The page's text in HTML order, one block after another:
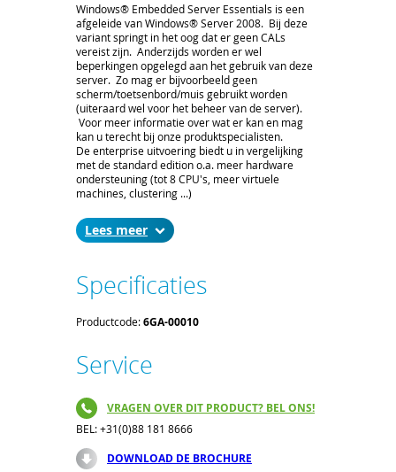
Windows® Embedded Server Essentials is een
afgeleide van Windows® Server 2008. Bij deze
variant springt in het oog dat er geen CALs
vereist zijn. Anderzijds worden er wel
beperkingen opgelegd aan het gebruik van deze
server. Zo mag er bijvoorbeeld geen
scherm/toetsenbord/muis gebruikt worden
(uiteraard wel voor het beheer van de server).
Voor meer informatie over wat er kan en mag
kan u terecht bij onze produktspecialisten.
De enterprise uitvoering biedt u in vergelijking
met de standard edition o.a. meer hardware
ondersteuning (tot 8 CPU's, meer virtuele
machines, clustering ...)
Lees
Specificaties
Productcode:6GA-00010
Service
VRAGEN OVER DIT PRODUCT? BEL ONS!
BEL: +31(0)88 181 8666
DOWNLOAD DE BROCHURE